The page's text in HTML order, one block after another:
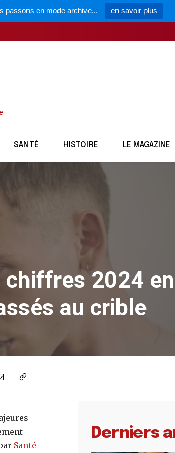
passons en mode archive... en savoir plus
SANTÉ HISTOIRE LE MAGAZINE
2024 en
au crible
Santé
Derniers